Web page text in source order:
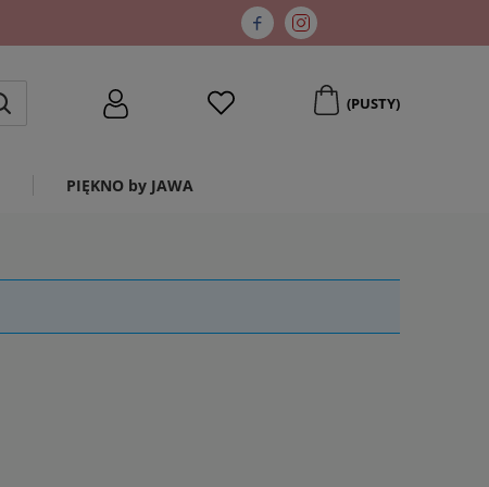
(PUSTY)
PIĘKNO by JAWA